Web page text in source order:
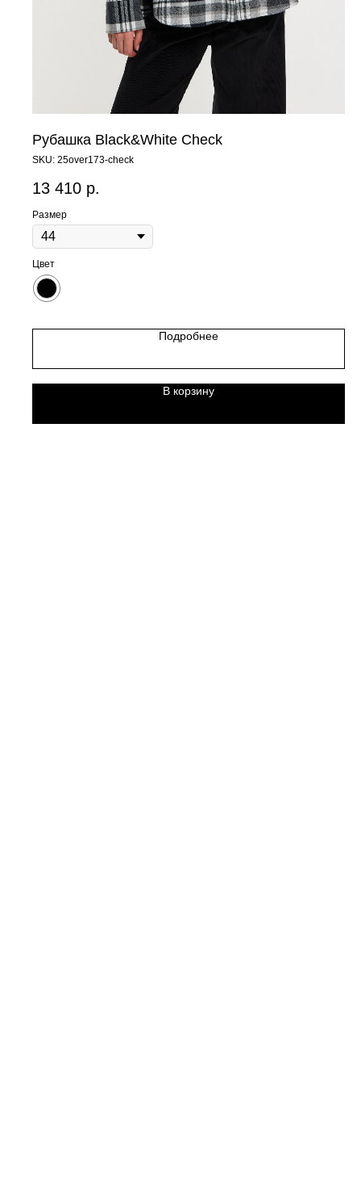
Рубашка Black&White Check
SKU: 25over173-check
13 410 р.
Размер
Цвет
Подробнее
В корзину